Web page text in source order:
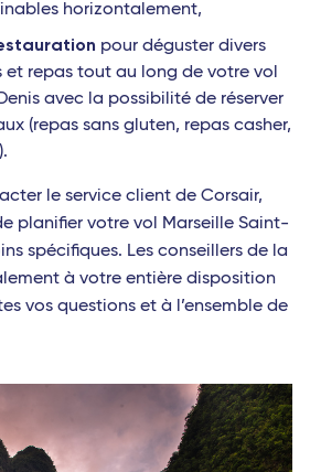
horizontalement,
pour déguster divers
et repas tout au long de votre vol
avec la possibilité de réserver
(repas sans gluten, repas casher,
le service client de Corsair,
planifier votre vol Marseille Saint-
spécifiques. Les conseillers de la
à votre entière disposition
vos questions et à l’ensemble de